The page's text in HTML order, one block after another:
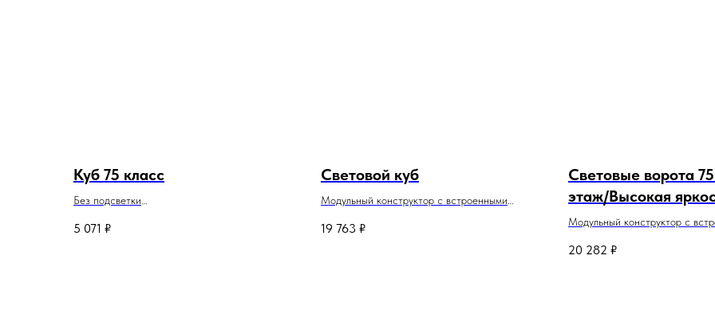
Куб 75 класс
Без подсветки
В наборе: крепления, трубки с
5 071 ₽
Световой куб
Модульный конструктор с встроенными
Ширина пролета 60см
19 763 ₽
Световые ворота
этаж/Высокая
Модульный конструктор с
Ширина пролета 60см
20 282 ₽